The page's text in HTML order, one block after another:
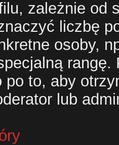
zależnie od
liczbę
osoby,
po to, aby
lub